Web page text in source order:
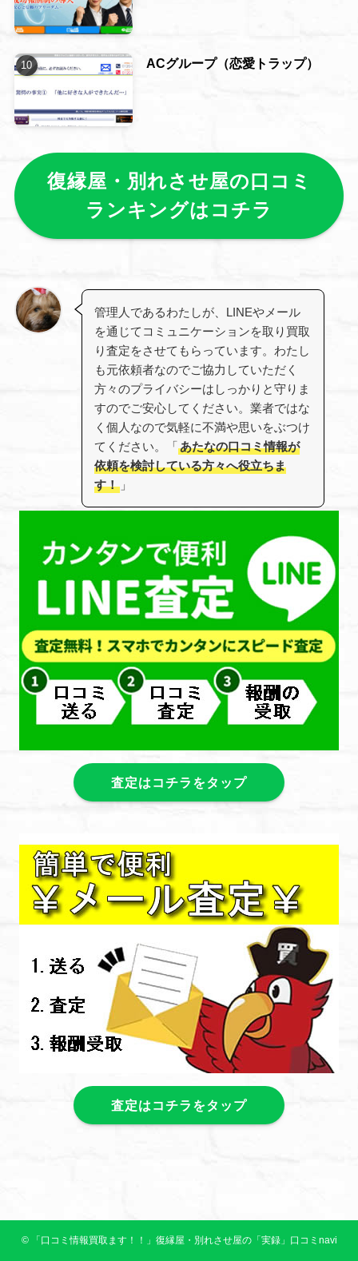
ACグループ（恋愛トラップ）
復縁屋・別れさせ屋の口コミ
ランキングはコチラ
管理人であるわたしが、LINEやメール
を通じてコミュニケーションを取り買取
り査定をさせてもらっています。わたし
も元依頼者なのでご協力していただく
方々のプライバシーはしっかりと守りま
すのでご安心してください。業者ではな
く個人なので気軽に不満や思いをぶつけ
てください。「あたなの口コミ情報が
依頼を検討している方々へ役立ちま
す！ 」
査定はコチラをタップ
査定はコチラをタップ
©「口コミ情報買取ます！！」復縁屋・別れさせ屋の「実録」口コミnavi